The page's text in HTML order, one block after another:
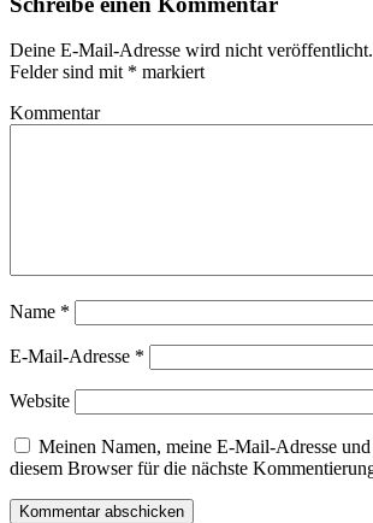
Deine E-Mail-Adresse wird nicht veröffentlicht.
Felder sind mit * markiert
Kommentar
Name *
E-Mail-Adresse *
Website
Meinen Namen, meine E-Mail-Adresse
diesem Browser für die nächste